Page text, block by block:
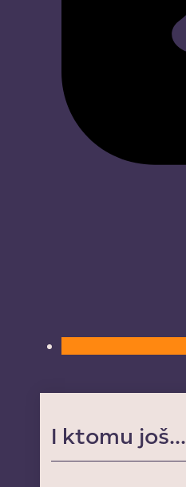
I ktomu još...